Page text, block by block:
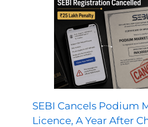
SEBI Cancels Podium
Licence, A Year After